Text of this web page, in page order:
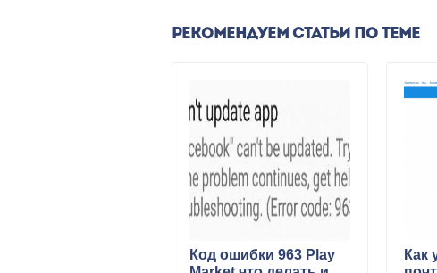
РЕКОМЕНДУЕМ СТАТЬИ ПО ТЕМЕ
Код ошибки 963 Play
Как